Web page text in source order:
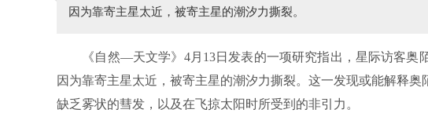
因为靠寄主星太近，被寄主星的潮汐力撕裂。
《自然—天文学》4月13日发表的一项研究指出，星际访客奥
因为靠寄主星太近，被寄主星的潮汐力撕裂。这一发现或能解释奥
缺乏雾状的彗发，以及在飞掠太阳时所受到的非引力。